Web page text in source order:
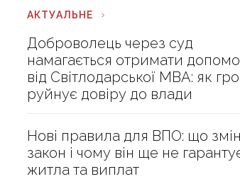
АКТУАЛЬНЕ
Доброволець через суд
намагається отримати
від Світлодарської МВА: як
руйнує довіру до влади
Нові правила для ВПО: що
закон і чому він ще не
житла та виплат